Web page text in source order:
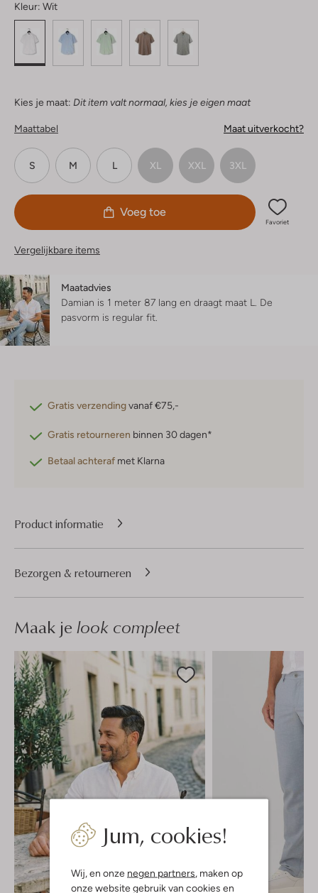
Jum, cookies!
Wij, en onze negen partners, maken op
onze website gebruik van cookies en
Kleur: Wit
Kies je maat: Dit item valt normaal, kies je eigen maat
Maattabel Maat uitverkocht?
S M L XL XXL 3XL
Voeg toe
Favoriet
Vergelijkbare items
Maatadvies
Damian is 1 meter 87 lang en draagt maat L. De
pasvorm is regular fit
Gratis verzendingvanaf €75,-
Gratis retourneren binnen 30 dagen*
Betaal achteraf met Klarna
Product informatie
Bezorgen & retourneren
Maak je look compleet